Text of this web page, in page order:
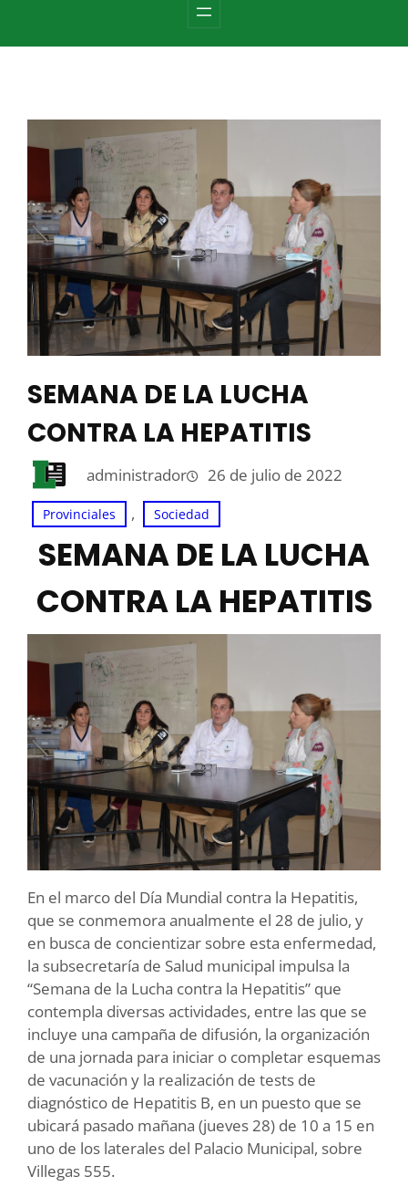
SEMANA DE LA LUCHA
CONTRA LA HEPATITIS
administrador 26 de julio de 2022
Provinciales , Sociedad
SEMANA DE LA LUCHA
CONTRA LA HEPATITIS
En el marco del Día Mundial contra la Hepatitis,
que se conmemora anualmente el 28 de julio, y
en busca de concientizar sobre esta enfermedad,
la subsecretaría de Salud municipal impulsa la
“Semana de la Lucha contra la Hepatitis” que
contempla diversas actividades, entre las que se
incluye una campaña de difusión, la organización
de una jornada para iniciar o completar esquemas
de vacunación y la realización de tests de
diagnóstico de Hepatitis B, en un puesto que se
ubicará pasado mañana (jueves 28) de 10 a 15 en
uno de los laterales del Palacio Municipal, sobre
Villegas 555.